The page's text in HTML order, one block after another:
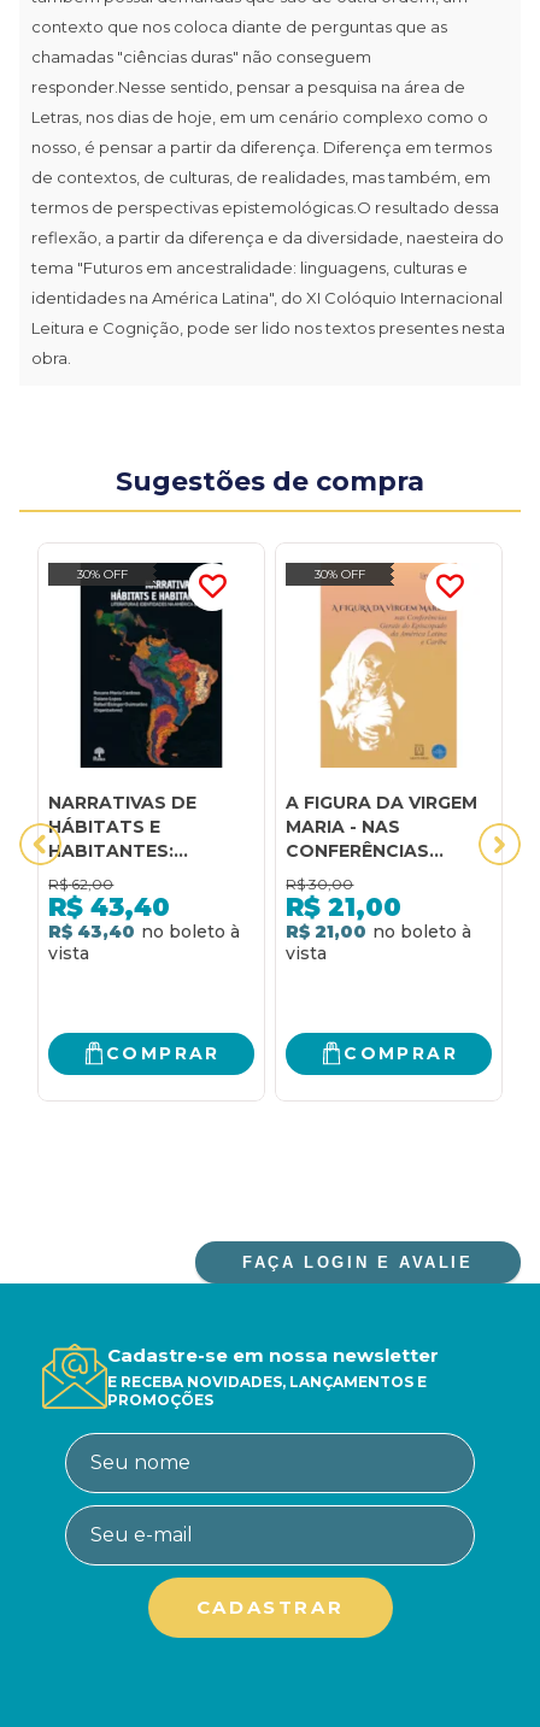
contexto que nos coloca diante de perguntas que as
chamadas "ciências duras" não conseguem
responder.Nesse sentido, pensar a pesquisa na área de
Letras, nos dias de hoje, em um cenário complexo como o
nosso, é pensar a partir da diferença. Diferença em termos
de contextos, de culturas, de realidades, mas também, em
termos de perspectivas epistemológicas.O resultado dessa
reflexão, a partir da diferença e da diversidade, naesteira do
tema "Futuros em ancestralidade: linguagens, culturas e
identidades na América Latina", do XI Colóquio Internacional
Leitura e Cognição, pode ser lido nos textos presentes nesta
obra.
Sugestões de compra
30% OFF
NARRATIVAS DE
HÁBITATS E
HABITANTES:
LITERATURA E
IDENTIDADES NA
AMÉRICA LATINA
R$ 62,00
R$ 43,40
R$ 43,40
COMPRAR
30% OFF
A FIGURA DA VIRGEM
MARIA - NAS
CONFERÊNCIAS
GERAIS DO
EPISCOPADO DA
AMÉRICA LATINA E
CARIBE
R$ 30,00
R$ 21,00
R$ 21,00
COMPRAR
FAÇA LOGIN E AVALIE
Cadastre-se em nossa newsletter
E RECEBA NOVIDADES, LANÇAMENTOS E
PROMOÇÕES